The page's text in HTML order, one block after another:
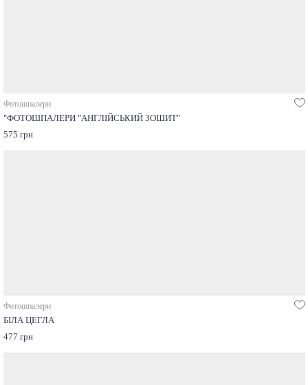
Фотошпалери
"ФОТОШПАЛЕРИ "АНГЛІЙСЬКИЙ ЗОШИТ"
575 грн
Фотошпалери
БІЛА ЦЕГЛА
477 грн